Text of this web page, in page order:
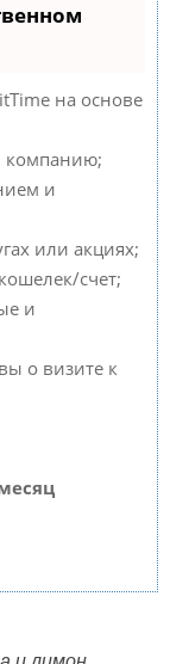
на основе
компанию;
и
или акциях;
счет;
и
о визите к